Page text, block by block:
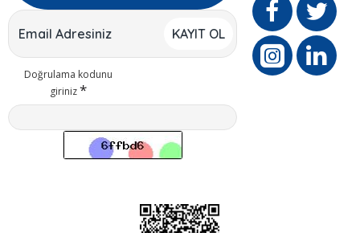
KAYIT OL
Doğrulama kodunu
giriniz